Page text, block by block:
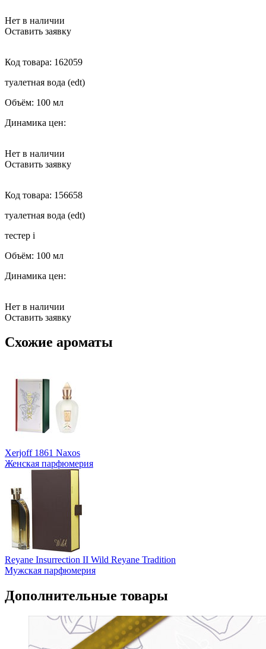
Нет в наличии
Оставить заявку
Код товара: 162059
туалетная вода (edt)
Объём: 100 мл
Динамика цен:
Нет в наличии
Оставить заявку
Код товара: 156658
туалетная вода (edt)
тестер i
Объём: 100 мл
Динамика цен:
Нет в наличии
Оставить заявку
Схожие ароматы
Xerjoff 1861 Naxos
Женская парфюмерия
Reyane Insurrection II Wild Reyane Tradition
Мужская парфюмерия
Дополнительные товары